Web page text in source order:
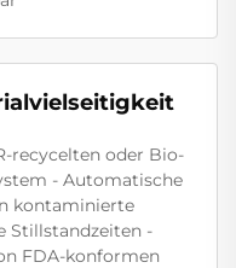
recycelten oder Bio-
- Automatische
kontaminierte
Stillstandzeiten -
FDA-konformen